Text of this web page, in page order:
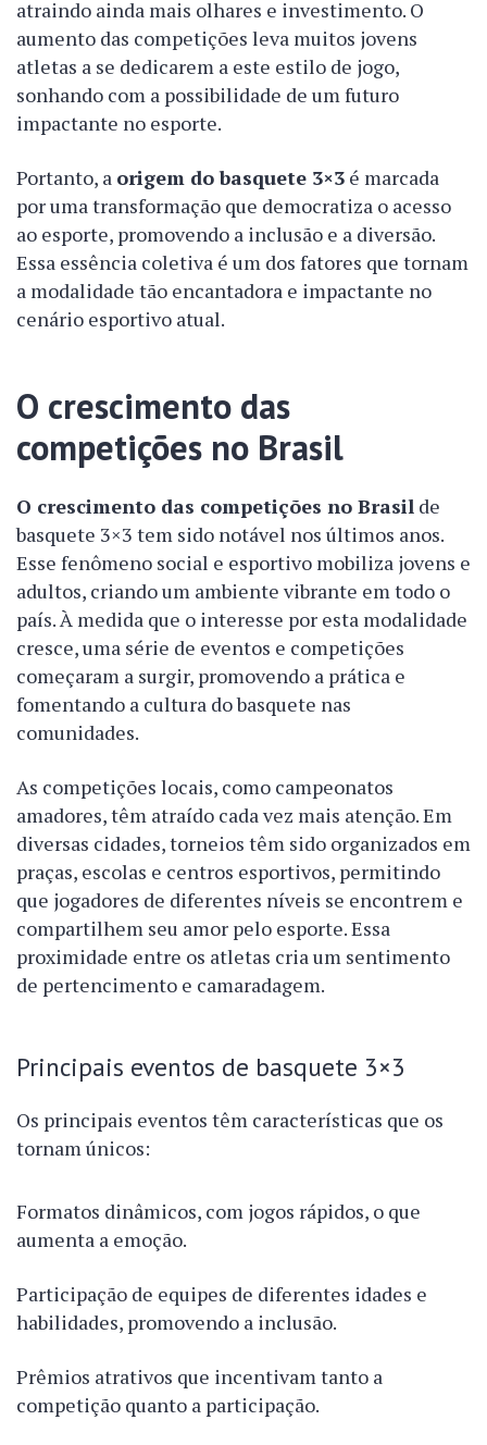
atraindo ainda mais olhares e investimento. O
aumento das competições leva muitos jovens
atletas a se dedicarem a este estilo de jogo,
sonhando com a possibilidade de um futuro
impactante no esporte.
Portanto, a origem do basquete 3×3 é marcada
por uma transformação que democratiza o acesso
ao esporte, promovendo a inclusão e a diversão.
Essa essência coletiva é um dos fatores que tornam
a modalidade tão encantadora e impactante no
cenário esportivo atual.
O crescimento das
competições no Brasil
O crescimento das competições no Brasil de
basquete 3×3 tem sido notável nos últimos anos.
Esse fenômeno social e esportivo mobiliza jovens e
adultos, criando um ambiente vibrante em todo o
país. À medida que o interesse por esta modalidade
cresce, uma série de eventos e competições
começaram a surgir, promovendo a prática e
fomentando a cultura do basquete nas
comunidades.
As competições locais, como campeonatos
amadores, têm atraído cada vez mais atenção. Em
diversas cidades, torneios têm sido organizados em
praças, escolas e centros esportivos, permitindo
que jogadores de diferentes níveis se encontrem e
compartilhem seu amor pelo esporte. Essa
proximidade entre os atletas cria um sentimento
de pertencimento e camaradagem.
Principais eventos de basquete 3×3
Os principais eventos têm características que os
tornam únicos:
Formatos dinâmicos, com jogos rápidos, o que
aumenta a emoção.
Participação de equipes de diferentes idades e
habilidades, promovendo a inclusão.
Prêmios atrativos que incentivam tanto a
competição quanto a participação.